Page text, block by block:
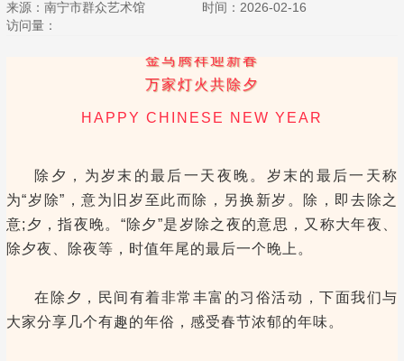
来源：南宁市群众艺术馆
时间：2026-02-16
访问量：
金马腾祥迎新春
万家灯火共除夕
HAPPY CHINESE NEW YEAR
除夕，为岁末的最后一天夜晚。岁末的最后一天称
为“岁除”，意为旧岁至此而除，另换新岁。除，即去除之
意;夕，指夜晚。“除夕”是岁除之夜的意思，又称大年夜、
除夕夜、除夜等，时值年尾的最后一个晚上。
在除夕，民间有着非常丰富的习俗活动，下面我们与
大家分享几个有趣的年俗，感受春节浓郁的年味。